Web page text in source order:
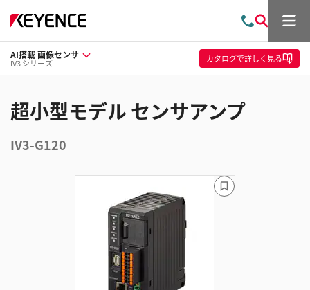
問
い
合
わ
索
メ
ュ
ー
AI搭載 画像センサ
IV3 シリーズ カタログで詳しく見る
超小型モデル センサアンプ
IV3-G120
ブ
ッ